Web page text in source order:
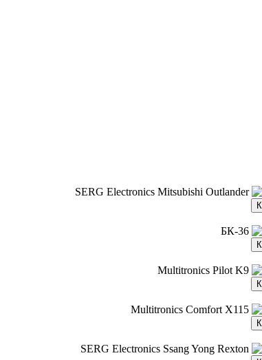
SERG Electronics Mitsubishi Outlander
БК-36
Multitronics Pilot K9
Multitronics Comfort X115
SERG Electronics Ssang Yong Rexton